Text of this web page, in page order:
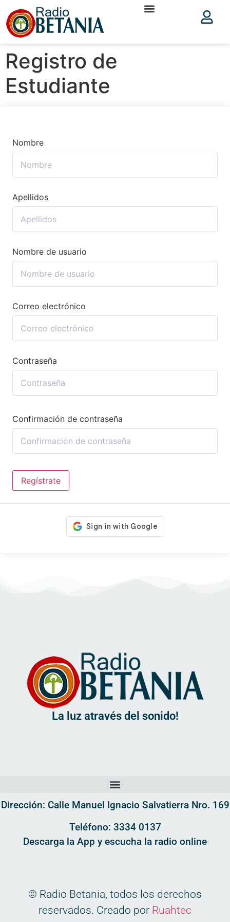
Registro de
Estudiante
Nombre
Apellidos
Nombre de usuario
Correo electrónico
Contraseña
Confirmación de contraseña
Regístrate
La luz através del sonido!
Dirección: Calle Manuel Ignacio Salvatierra Nro. 169
Teléfono: 3334 0137
Descarga la App y escucha la radio online
© Radio Betania, todos los derechos
reservados. Creado por Ruahtec